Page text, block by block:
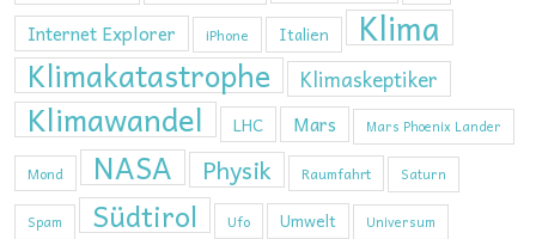
Internet Explorer iPhone Italien Klima
Klimakatastrophe Klimaskeptiker
Klimawandel LHC Mars Mars Phoenix Lander
Mond NASA Physik Raumfahrt Saturn
Spam Südtirol Ufo Umwelt Universum